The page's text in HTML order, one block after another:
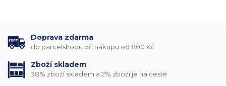
Doprava zdarma
do parcelshopu při nákupu od 800 Kč
Zboží skladem
98% zboží skladem a 2% zboží je na cestě